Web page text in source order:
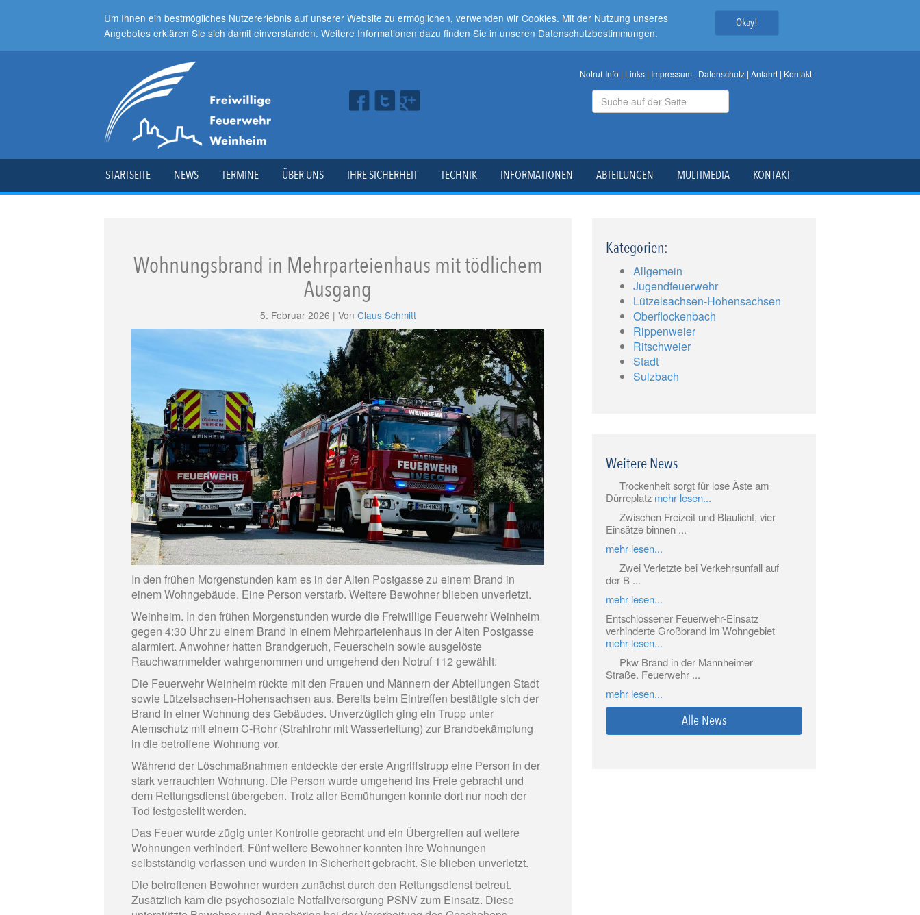
Um Ihnen ein bestmögliches Nutzererlebnis auf unserer Website zu ermöglichen, verwenden wir Cookies. Mit der Nutzung unseres
Angebotes erklären Sie sich damit einverstanden. Weitere Informationen dazu finden Sie in unseren Datenschutzbestimmungen.
Okay!
Notruf-Info | Links| Impressum | Datenschutz| Anfahrt| Kontakt
STARTSEITE NEWS TERMINE ÜBER UNS IHRE SICHERHEIT TECHNIK INFORMATIONEN ABTEILUNGEN MULTIMEDIA KONTAKT
Wohnungsbrand in Mehrparteienhaus mit tödlichem
Ausgang
5. Februar 2026 | Von Claus Schmitt
In den frühen Morgenstunden kam es in der Alten Postgasse zu einem Brand in
einem Wohngebäude. Eine Person verstarb. Weitere Bewohner blieben unverletzt.
Weinheim. In den frühen Morgenstunden wurde die Freiwillige Feuerwehr Weinheim
gegen 4:30 Uhr zu einem Brand in einem Mehrparteienhaus in der Alten Postgasse
alarmiert. Anwohner hatten Brandgeruch, Feuerschein sowie ausgelöste
Rauchwarnmelder wahrgenommen und umgehend den Notruf 112 gewählt.
Die Feuerwehr Weinheim rückte mit den Frauen und Männern der Abteilungen Stadt
sowie Lützelsachsen-Hohensachsen aus. Bereits beim Eintreffen bestätigte sich der
Brand in einer Wohnung des Gebäudes. Unverzüglich ging ein Trupp unter
Atemschutz mit einem C-Rohr (Strahlrohr mit Wasserleitung) zur Brandbekämpfung
in die betroffene Wohnung vor.
Während der Löschmaßnahmen entdeckte der erste Angriffstrupp eine Person in der
stark verrauchten Wohnung. Die Person wurde umgehend ins Freie gebracht und
dem Rettungsdienst übergeben. Trotz aller Bemühungen konnte dort nur noch der
Tod festgestellt werden.
Das Feuer wurde zügig unter Kontrolle gebracht und ein Übergreifen auf weitere
Wohnungen verhindert. Fünf weitere Bewohner konnten ihre Wohnungen
selbstständig verlassen und wurden in Sicherheit gebracht. Sie blieben unverletzt.
Die betroffenen Bewohner wurden zunächst durch den Rettungsdienst betreut.
Zusätzlich kam die psychosoziale Notfallversorgung PSNV zum Einsatz. Diese
Kategorien:
Allgemein
Jugendfeuerwehr
Lützelsachsen-Hohensachsen
Oberflockenbach
Rippenweier
Ritschweier
Stadt
Sulzbach
Weitere News
Trockenheit sorgt für lose Äste am
Dürreplatz mehr lesen...
Zwischen Freizeit und Blaulicht, vier
Einsätze binnen ...
mehr lesen...
Zwei Verletzte bei Verkehrsunfall auf
der B ...
mehr lesen...
Entschlossener Feuerwehr-Einsatz
verhinderte Großbrand im Wohngebiet
mehr lesen...
Pkw Brand in der Mannheimer
Straße. Feuerwehr ...
mehr lesen...
Alle News